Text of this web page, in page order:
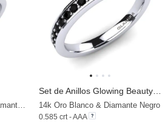
14k Oro Rosa/Blanco & Diamante Negro 14k Oro Blanco & Diamante Negro
0.585 crt - AAA